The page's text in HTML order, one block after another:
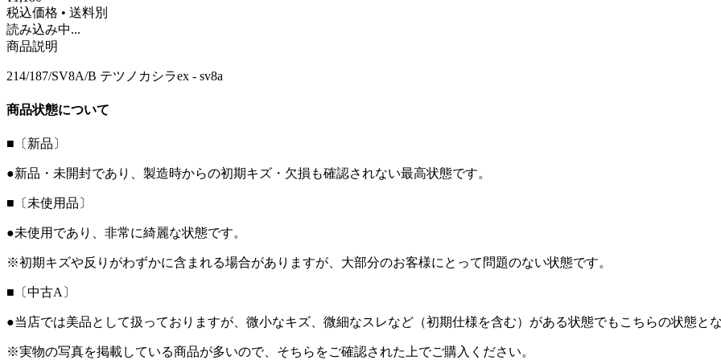
税込価格 • 送料別
読み込み中...
商品説明
214/187/SV8A/B テツノカシラex - sv8a
商品状態について
■〔新品〕
●新品・未開封であり、製造時からの初期キズ・欠損も確認されない最高状態です。
■〔未使用品〕
●未使用であり、非常に綺麗な状態です。
※初期キズや反りがわずかに含まれる場合がありますが、大部分のお客様にとって問題のない状態です。
■〔中古A〕
●当店では美品として扱っておりますが、微小なキズ、微細なスレなど（初期仕様を含む）がある状態でもこちらの状態と
※実物の写真を掲載している商品が多いので、そちらをご確認された上でご購入ください。